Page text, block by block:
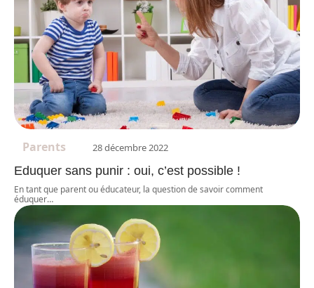
Parents 28 décembre 2022
Eduquer sans punir : oui, c’est possible !
En tant que parent ou éducateur, la question de savoir comment
éduquer…